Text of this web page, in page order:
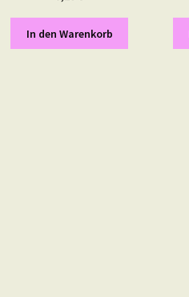
In den Warenkorb